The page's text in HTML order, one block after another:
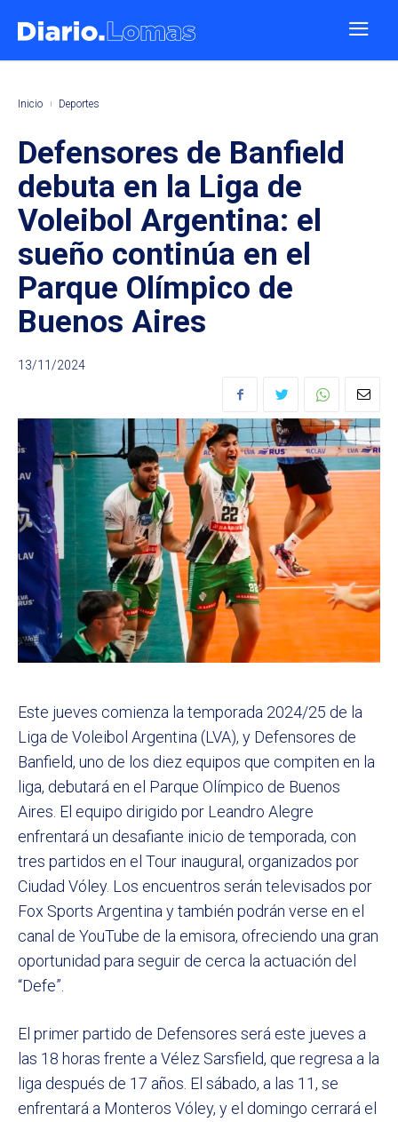
Inicio Deportes
Defensores de Banfield
debuta en la Liga de
Voleibol Argentina: el
sueño continúa en el
Parque Olímpico de
Buenos Aires
13/11/2024
Este jueves comienza la temporada 2024/25 de la
Liga de Voleibol Argentina (LVA), y Defensores de
Banfield, uno de los diez equipos que compiten en la
liga, debutará en el Parque Olímpico de Buenos
Aires. El equipo dirigido por Leandro Alegre
enfrentará un desafiante inicio de temporada, con
tres partidos en el Tour inaugural, organizados por
Ciudad Vóley. Los encuentros serán televisados por
Fox Sports Argentina y también podrán verse en el
canal de YouTube de la emisora, ofreciendo una gran
oportunidad para seguir de cerca la actuación del
“Defe”.
El primer partido de Defensores será este jueves a
las 18 horas frente a Vélez Sarsfield, que regresa a la
liga después de 17 años. El sábado, a las 11, se
enfrentará a Monteros Vóley, y el domingo cerrará el